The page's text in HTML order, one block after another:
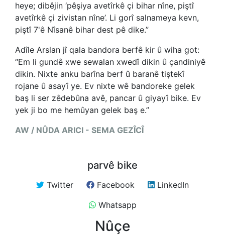
heye; dibêjin ‘pêşiya avetîrkê çi bihar nîne, piştî
avetîrkê çi zivistan nîne’. Li gorî salnameya kevn,
piştî 7'ê Nîsanê bihar dest pê dike.”
Adîle Arslan jî qala bandora berfê kir û wiha got:
“Em li gundê xwe sewalan xwedî dikin û çandiniyê
dikin. Nixte anku barîna berf û baranê tiştekî
rojane û asayî ye. Ev nixte wê bandoreke gelek
baş li ser zêdebûna avê, pancar û giyayî bike. Ev
yek ji bo me hemûyan gelek baş e.”
AW / NÛDA ARICI - SEMA GEZÎCÎ
parvê bike
Twitter Facebook
LinkedIn
Whatsapp
Nûçe